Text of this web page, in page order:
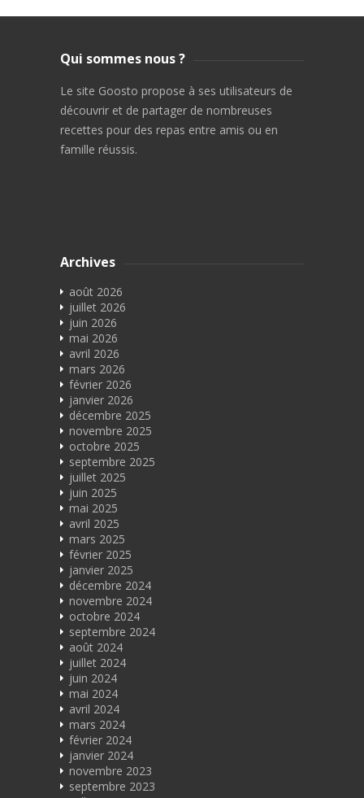
Qui sommes nous ?
Le site Goosto propose à ses utilisateurs de
découvrir et de partager de nombreuses
recettes pour des repas entre amis ou en
famille réussis.
Archives
août 2026
juillet 2026
juin 2026
mai 2026
avril 2026
mars 2026
février 2026
janvier 2026
décembre 2025
novembre 2025
octobre 2025
septembre 2025
juillet 2025
juin 2025
mai 2025
avril 2025
mars 2025
février 2025
janvier 2025
décembre 2024
novembre 2024
octobre 2024
septembre 2024
août 2024
juillet 2024
juin 2024
mai 2024
avril 2024
mars 2024
février 2024
janvier 2024
novembre 2023
septembre 2023